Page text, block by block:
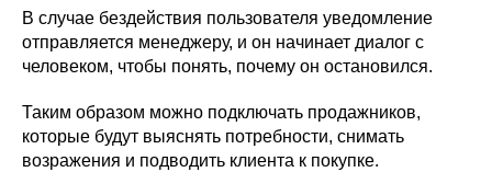
В случае бездействия пользователя уведомление
отправляется менеджеру, и он начинает диалог с
человеком, чтобы понять, почему он остановился.
Таким образом можно подключать продажников,
которые будут выяснять потребности, снимать
возражения и подводить клиента к покупке.